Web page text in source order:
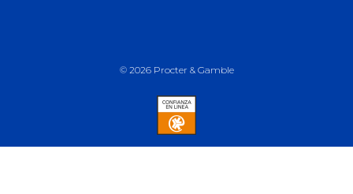
© 2026Procter & Gamble